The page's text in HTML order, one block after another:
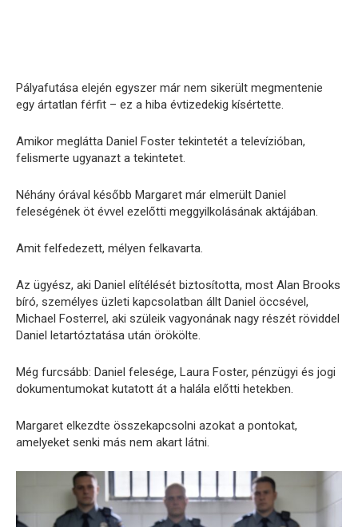
Pályafutása elején egyszer már nem sikerült megmentenie
egy ártatlan férfit – ez a hiba évtizedekig kísértette.
Amikor meglátta Daniel Foster tekintetét a televízióban,
felismerte ugyanazt a tekintetet.
Néhány órával később Margaret már elmerült Daniel
feleségének öt évvel ezelőtti meggyilkolásának aktájában.
Amit felfedezett, mélyen felkavarta.
Az ügyész, aki Daniel elítélését biztosította, most Alan Brooks
bíró, személyes üzleti kapcsolatban állt Daniel öccsével,
Michael Fosterrel, aki szüleik vagyonának nagy részét röviddel
Daniel letartóztatása után örökölte.
Még furcsább: Daniel felesége, Laura Foster, pénzügyi és jogi
dokumentumokat kutatott át a halála előtti hetekben.
Margaret elkezdte összekapcsolni azokat a pontokat,
amelyeket senki más nem akart látni.